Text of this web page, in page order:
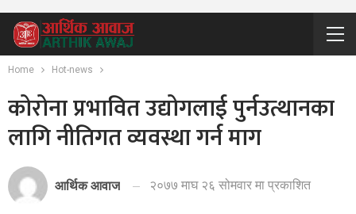
Home Hot-news
कोरोना प्रभावित उद्योगलाई पुर्नउत्थानका
लागि नीतिगत व्यवस्था गर्न माग
आर्थिक आवाज २०७७ माघ २६ सोमवार मा प्रकाशित